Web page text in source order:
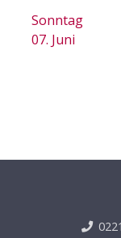
Sonntag
07. Juni